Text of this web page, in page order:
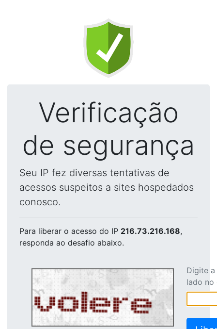
Verificação
de segurança
Seu IP fez diversas tentativas de
acessos suspeitos a sites hospedados
conosco.
Para liberar o acesso do IP 216.73.216.168,
responda ao desafio abaixo.
Digite
lado no